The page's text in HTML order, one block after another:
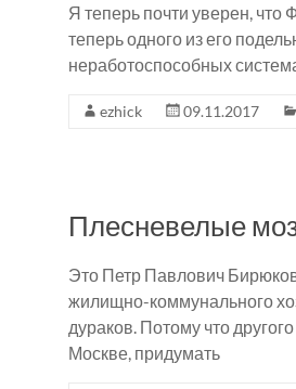
Я теперь почти уверен,
теперь одного из его
неработоспособных
ezhick 09.11.2017
Плесневелые
Это Петр Павлович
жилищно-коммунального
дураков. Потому что
Москве, придумать